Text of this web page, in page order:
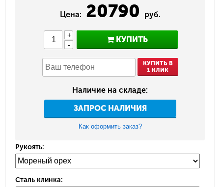
Цена: 20790 руб.
+
-
КУПИТЬ
КУПИТЬ В
1 КЛИК
Наличие на складе:
ЗАПРОС НАЛИЧИЯ
Как оформить заказ?
Рукоять:
Сталь клинка: